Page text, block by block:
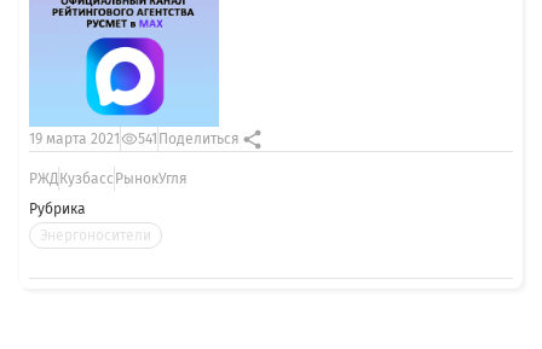
Рубрика
Энергоносители
19 марта 2021 541 Поделиться
РЖД Кузбасс РынокУгля